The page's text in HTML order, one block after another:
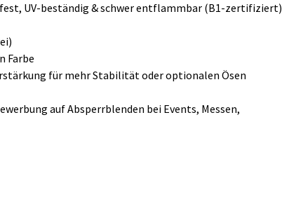
UV-beständig & schwer entflammbar (B1-zertifiziert)
Farbe
für mehr Stabilität oder optionalen Ösen
auf Absperrblenden bei Events, Messen,